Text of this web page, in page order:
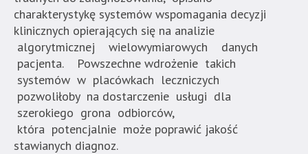
charakterystykę systemów wspomagania decyzji
klinicznych opierających się na analizie
algorytmicznej wielowymiarowych danych
pacjenta. Powszechne wdrożenie takich
systemów w placówkach leczniczych
pozwoliłoby na dostarczenie usługi dla
szerokiego grona odbiorców,
która potencjalnie może poprawić jakość
stawianych diagnoz.